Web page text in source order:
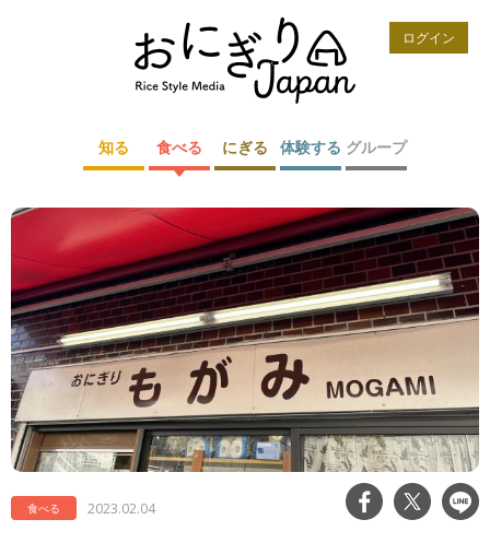
ログイン
知る 食べる にぎる 体験する グループ
食べる 2023.02.04